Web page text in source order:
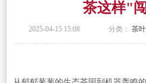
茶这样"
2025-04-15 15:08 分类：茶